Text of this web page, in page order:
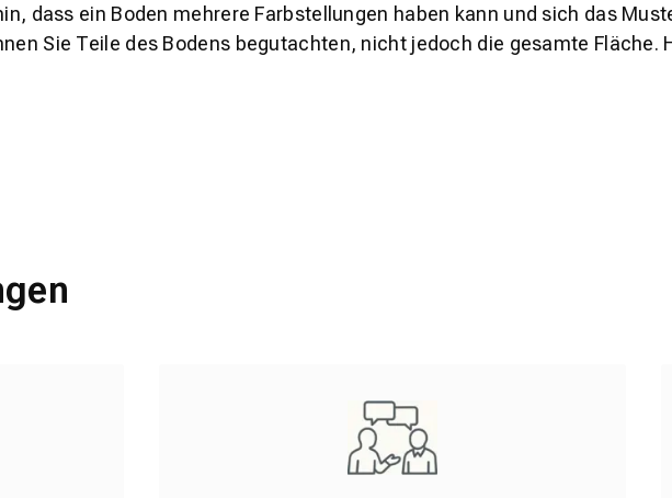
dass ein Boden mehrere Farbstellungen haben kann und sich das
Sie Teile des Bodens begutachten, nicht jedoch die gesamte Fläche.